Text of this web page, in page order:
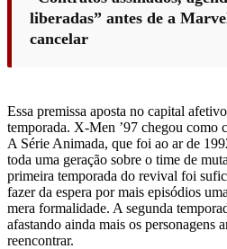
liberadas” antes de a
cancelar
Essa premissa aposta no capital
temporada. X-Men ’97 chegou como
A Série Animada, que foi ao ar de
toda uma geração sobre o time de
primeira temporada do revival foi
fazer da espera por mais episódios
mera formalidade. A segunda
afastando ainda mais os personagens
reencontrar.